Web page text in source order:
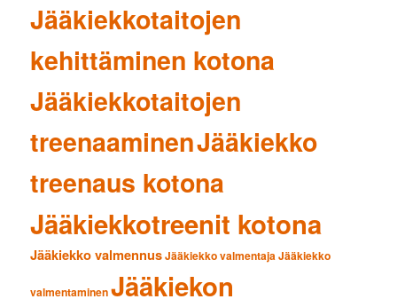
Jääkiekkotaitojen
kehittäminen kotona
Jääkiekkotaitojen
treenaaminenJääkiekko
treenaus kotona
Jääkiekkotreenit kotona
Jääkiekko valmennusJääkiekko valmentajaJääkiekko
valmentaminenJääkiekon